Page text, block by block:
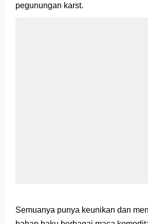
pegunungan karst.
Semuanya punya keunikan dan